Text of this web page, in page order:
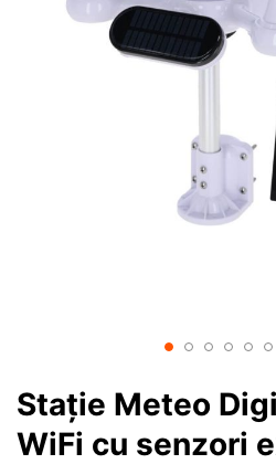
Stație Meteo
WiFi cu senzori